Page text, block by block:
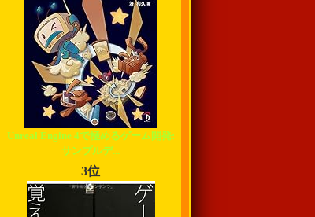
Unreal Engine 4で極めるゲーム開発:
サンプルデ...
3位